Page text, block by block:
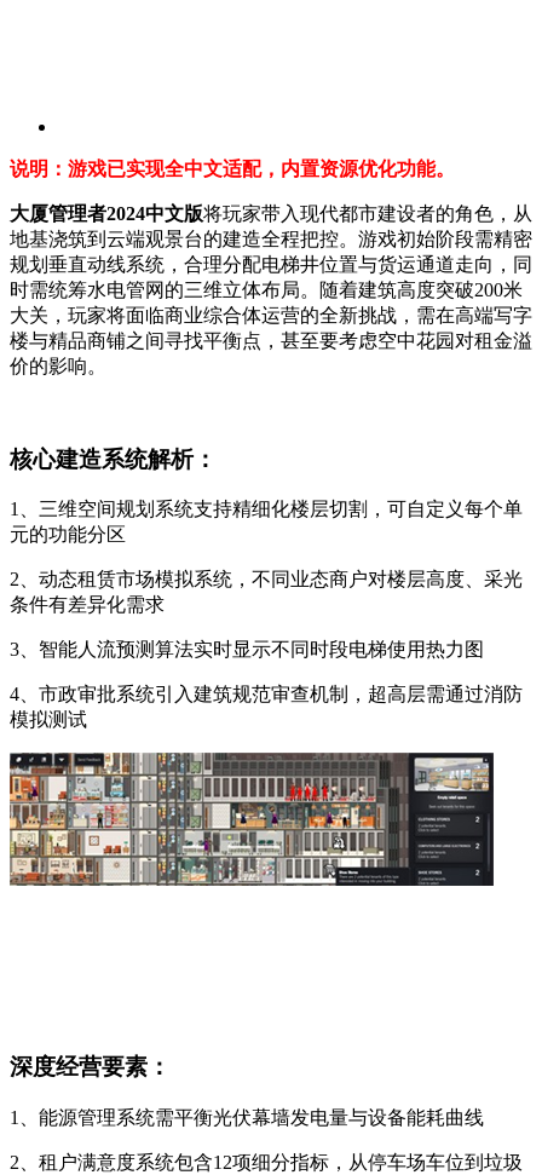
说明：游戏已实现全中文适配，内置资源优化功能。
大厦管理者2024中文版将玩家带入现代都市建设者的角色，从
地基浇筑到云端观景台的建造全程把控。游戏初始阶段需精密
规划垂直动线系统，合理分配电梯井位置与货运通道走向，同
时需统筹水电管网的三维立体布局。随着建筑高度突破200米
大关，玩家将面临商业综合体运营的全新挑战，需在高端写字
楼与精品商铺之间寻找平衡点，甚至要考虑空中花园对租金溢
价的影响。
核心建造系统解析：
1、三维空间规划系统支持精细化楼层切割，可自定义每个单
元的功能分区
2、动态租赁市场模拟系统，不同业态商户对楼层高度、采光
条件有差异化需求
3、智能人流预测算法实时显示不同时段电梯使用热力图
4、市政审批系统引入建筑规范审查机制，超高层需通过消防
模拟测试
深度经营要素：
1、能源管理系统需平衡光伏幕墙发电量与设备能耗曲线
2、租户满意度系统包含12项细分指标，从停车场车位到垃圾